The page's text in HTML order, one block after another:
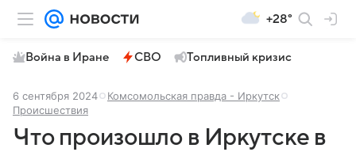
+28°
Война в Иране СВО Топливный кризис
6 сентября 2024
Комсомольская правда - Иркутск
Происшествия
Что произошло в Иркутске в